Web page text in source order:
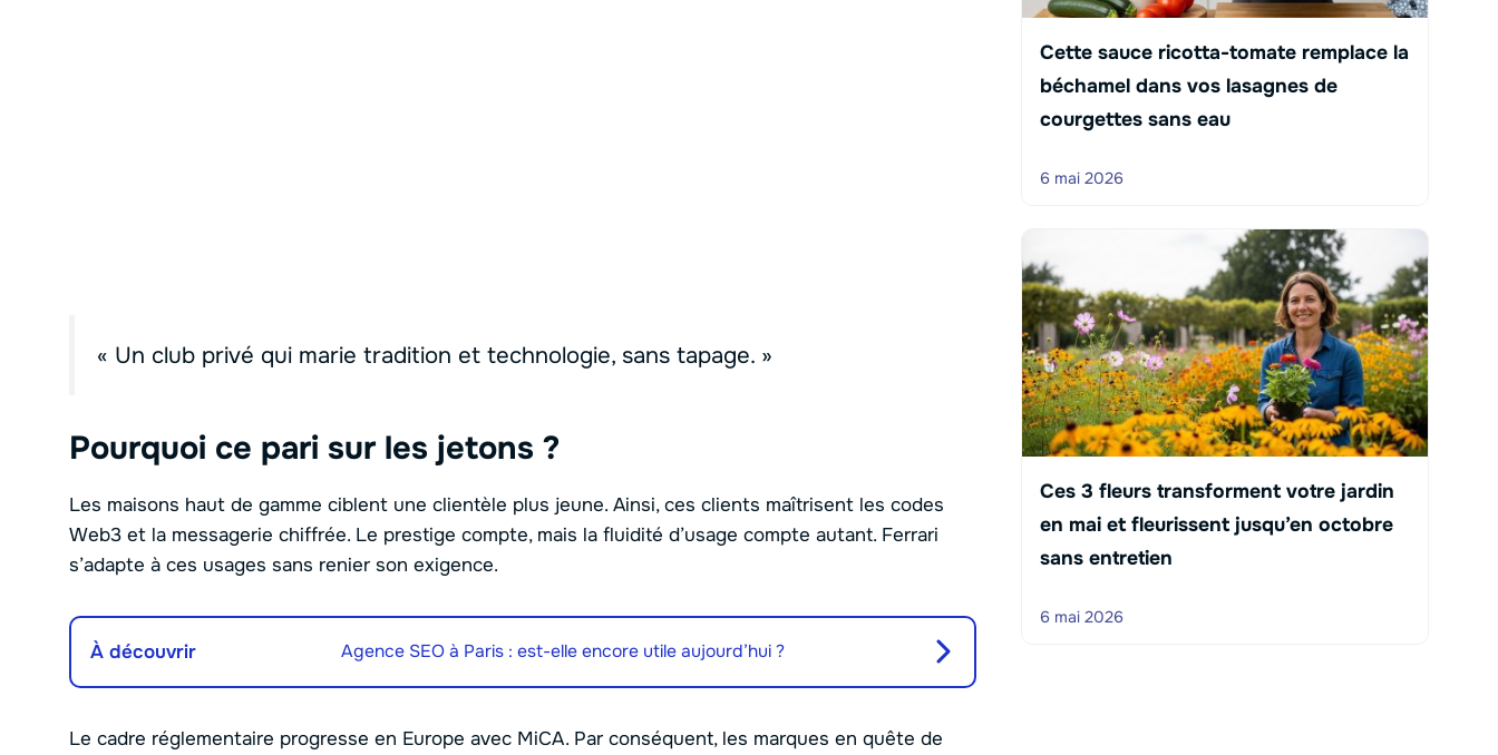
« Un club privé qui marie tradition et technologie, sans tapage. »
Pourquoi ce pari sur les jetons ?
Les maisons haut de gamme ciblent une clientèle plus jeune. Ainsi, ces clients maîtrisent les codes
Web3 et la messagerie chiffrée. Le prestige compte, mais la fluidité d’usage compte autant. Ferrari
s’adapte à ces usages sans renier son exigence.
À découvrir Agence SEO à Paris : est-elle encore utile aujourd’hui ?
Le cadre réglementaire progresse en Europe avec MiCA. Par conséquent, les marques en quête de
Cette sauce ricotta-tomate remplace la
béchamel dans vos lasagnes de
courgettes sans eau
6 mai 2026
Ces 3 fleurs transforment votre jardin
en mai et fleurissent jusqu’en octobre
sans entretien
6 mai 2026